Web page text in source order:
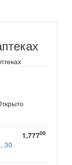
30
1,77700